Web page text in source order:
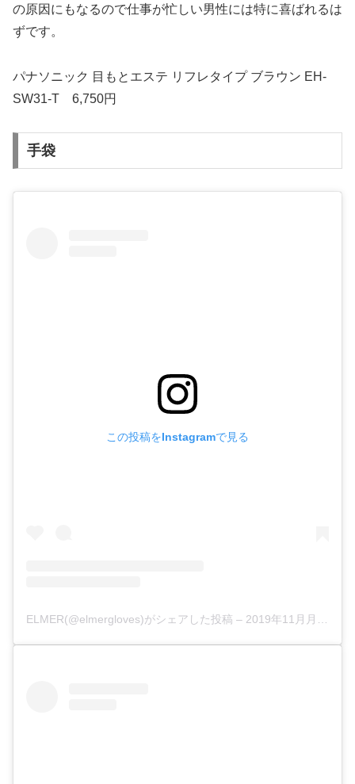
の原因にもなるので仕事が忙しい男性には特に喜ばれるは
ずです。
パナソニック 目もとエステ リフレタイプ ブラウン EH-
SW31-T 6,750円
手袋
この投稿をInstagramで見る
ELMER(@elmergloves)がシェアした投稿 – 2019年11月月17日午後2時26分PST